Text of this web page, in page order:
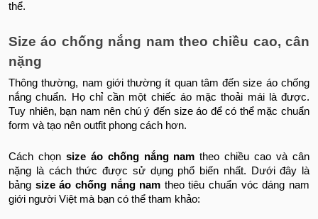
thể.
Size áo chống nắng nam theo chiều cao, cân
nặng
Thông thường, nam giới thường ít quan tâm đến size áo chống
nắng chuẩn. Họ chỉ cần một chiếc áo mặc thoải mái là được.
Tuy nhiên, bạn nam nên chú ý đến size áo để có thể mặc chuẩn
form và tạo nên outfit phong cách hơn.
Cách chọn size áo chống nắng nam theo chiều cao và cân
nặng là cách thức được sử dụng phổ biến nhất. Dưới đây là
bảng size áo chống nắng nam theo tiêu chuẩn vóc dáng nam
giới người Việt mà bạn có thể tham khảo: